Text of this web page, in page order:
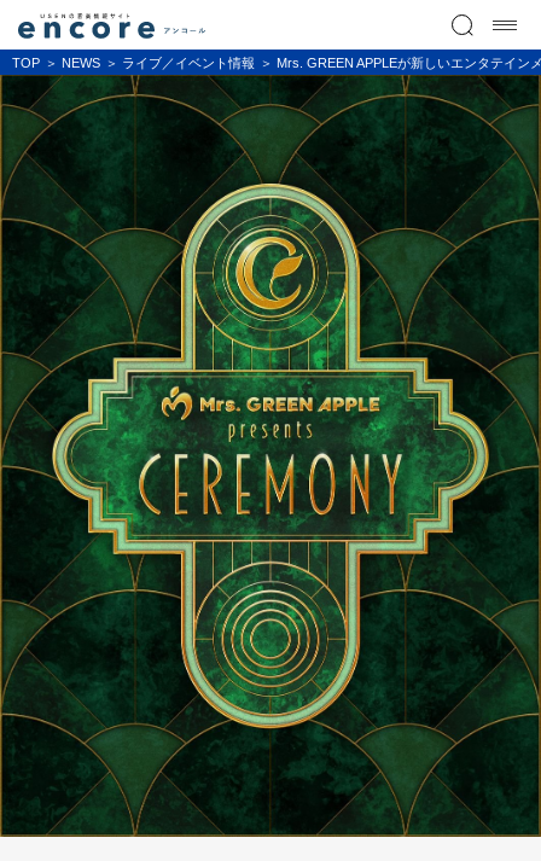
TOP NEWS ライブ／イベント情報 Mrs. GREEN APPLEが新しいエンタテイン